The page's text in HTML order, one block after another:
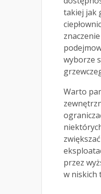
takiej jak
wyborze
Warto
przez
w niskich